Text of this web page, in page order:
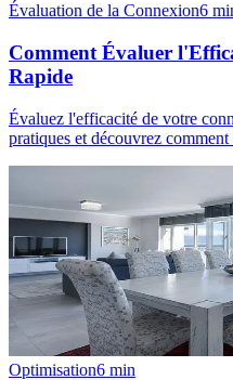
Évaluation de la Connexion6
Comment Évaluer
Rapide
Évaluez l'efficacité de votre
pratiques et découvrez
Optimisation6 min